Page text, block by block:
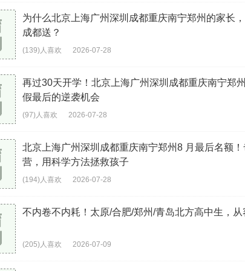
为什么北京上海广州深圳成都重庆南宁郑州的家长
成都送？
(139)人喜欢 2026-07-28
再过30天开学！北京上海广州深圳成都重庆南宁郑
假最后的逆袭机会
(97)人喜欢 2026-07-28
北京上海广州深圳成都重庆南宁郑州8 月最后名额
营，用科学方法拯救孩子
(194)人喜欢 2026-07-28
不内卷不内耗！太原/合肥/郑州/青岛北方高中生，
(205)人喜欢 2026-07-09